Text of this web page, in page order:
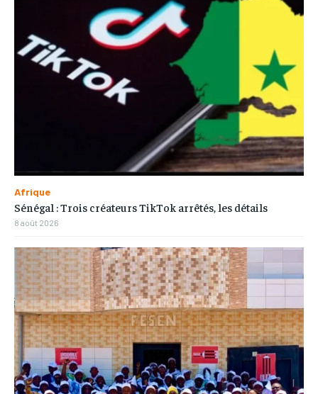
Afrique
Sénégal : Trois créateurs TikTok arrêtés, les détails
8 août 2026